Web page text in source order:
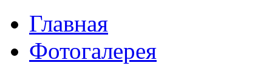
Главная
Фотогалерея